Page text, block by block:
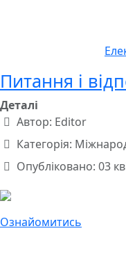
Питання і
Деталі
Автор: Editor
Категорія:
Опубліковано: 03
Ознайомитись